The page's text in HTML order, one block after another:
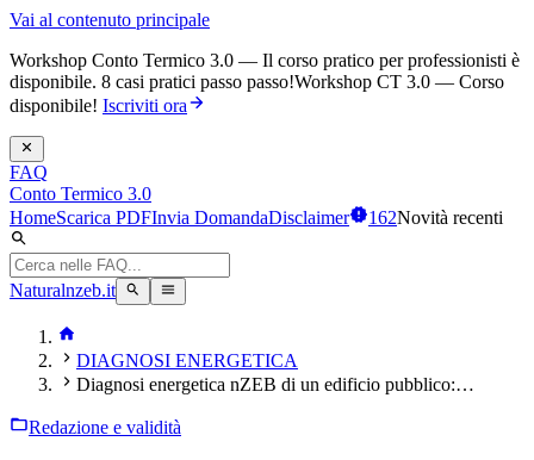
Vai al contenuto principale
Workshop Conto Termico 3.0 — Il corso pratico per professionisti è
disponibile. 8 casi pratici passo passo!Workshop CT 3.0 — Corso
disponibile! Iscriviti ora
FAQ
Conto Termico 3.0
HomeScarica PDFInvia DomandaDisclaimer 162Novità recenti
Naturalnzeb.it
DIAGNOSI ENERGETICA
Diagnosi energetica nZEB di un edificio pubblico:…
Redazione e validità